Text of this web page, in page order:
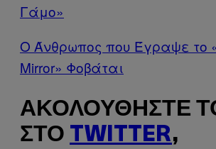
Γάμο»
Ο Άνθρωπος που Έγραψε το
Mirror» Φοβάται
ΑΚΟΛΟΥΘΉΣΤΕ
ΣΤΟ TWITTER,